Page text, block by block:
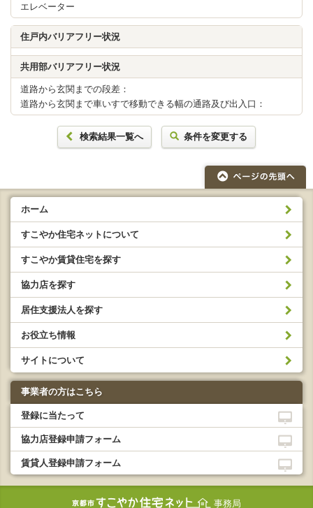
エレベーター
住戸内バリアフリー状況
共用部バリアフリー状況
道路から玄関までの段差：
道路から玄関まで車いすで移動できる幅の通路及び出入口：
検索結果一覧へ 条件を変更する
ホーム
すこやか住宅ネットについて
すこやか賃貸住宅を探す
協力店を探す
居住支援法人を探す
お役立ち情報
サイトについて
事業者の方はこちら
登録に当たって
協力店登録申請フォーム
賃貸人登録申請フォーム
事務局